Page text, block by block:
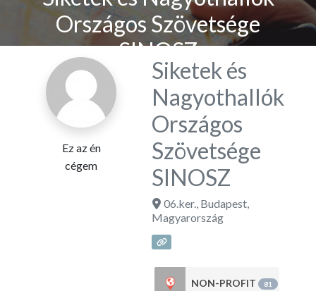
Országos Szövetsége
SINOSZ
Ez az én
cégem
Siketek és
Nagyothallók
Országos
Szövetsége
SINOSZ
06.ker., Budapest,
Magyarország
NON-PROFIT 81